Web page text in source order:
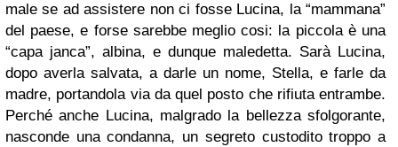
male se ad assistere non ci fosse Lucina, la “mammana”
del paese, e forse sarebbe meglio cosi: la piccola è una
“capa janca”, albina, e dunque maledetta. Sarà Lucina,
dopo averla salvata, a darle un nome, Stella, e farle da
madre, portandola via da quel posto che rifiuta entrambe.
Perché anche Lucina, malgrado la bellezza sfolgorante,
nasconde una condanna, un segreto custodito troppo a